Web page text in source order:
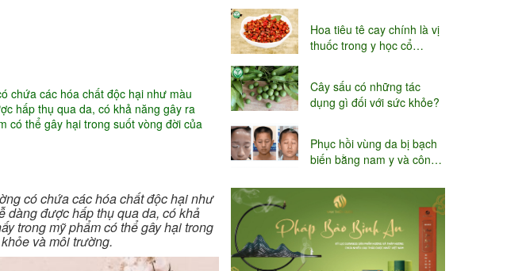
chứa các hóa chất độc hại như màu
hấp thụ qua da, có khả năng gây ra
có thể gây hại trong suốt vòng đời của
có chứa các hóa chất độc hại như
được hấp thụ qua da, có khả
trong mỹ phẩm có thể gây hại trong
và môi trường.
Hoa tiêu tê cay chính là vị
thuốc trong y học cổ
Cây sấu có những tác
dụng gì đối với sức khỏe?
Phục hồi vùng da bị bạch
biến bằng nam y và công